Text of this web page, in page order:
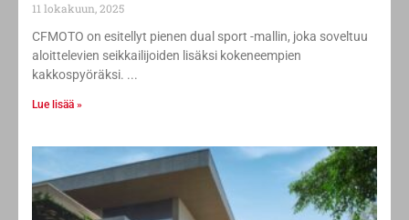
11 lokakuun, 2025
CFMOTO on esitellyt pienen dual sport -mallin, joka soveltuu
aloittelevien seikkailijoiden lisäksi kokeneempien
kakkospyöräksi.
Lue lisää »